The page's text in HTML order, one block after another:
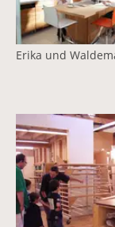
Erika und
Vergrößerte